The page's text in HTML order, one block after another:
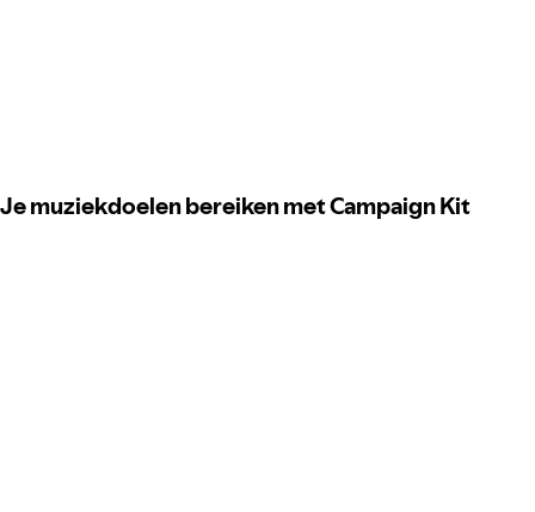
Je muziekdoelen bereiken met Campaign Kit